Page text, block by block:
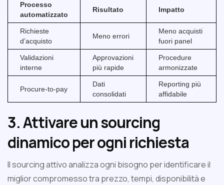
Processo
automatizzato
Risultato Impatto
Richieste
d’acquisto
Meno errori
Meno acquisti
fuori panel
Validazioni
interne
Approvazioni
più rapide
Procedure
armonizzate
Procure-to-pay
Dati
consolidati
Reporting più
affidabile
3. Attivare un sourcing
dinamico per ogni richiesta
Il sourcing attivo analizza ogni bisogno per identificare il
miglior compromesso tra prezzo, tempi, disponibilità e